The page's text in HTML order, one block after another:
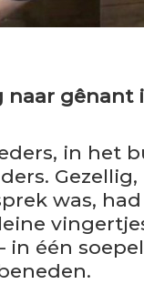
naar gênant
in het
was,
in één